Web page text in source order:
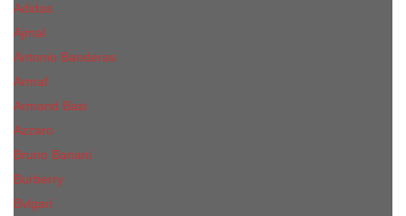
Adidas
Ajmal
Antonio Banderas
Armaf
Armand Basi
Azzaro
Bruno Banani
Burberry
Bvlgari